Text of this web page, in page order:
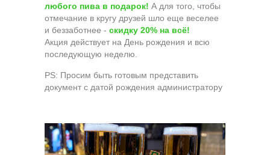
любого пива в подарок! А для того, чтобы
отмечание в кругу друзей шло еще веселее
и беззаботнее - скидку 20% на всё!
Акция действует на День рождения и всю
последующую неделю.
PS: Просим быть готовым представить
документ с датой рождения администратору